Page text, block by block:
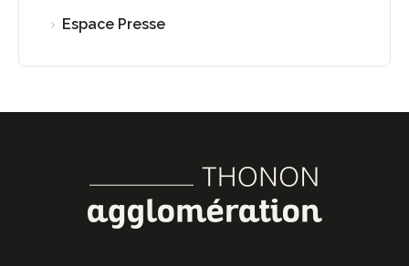
Espace Presse